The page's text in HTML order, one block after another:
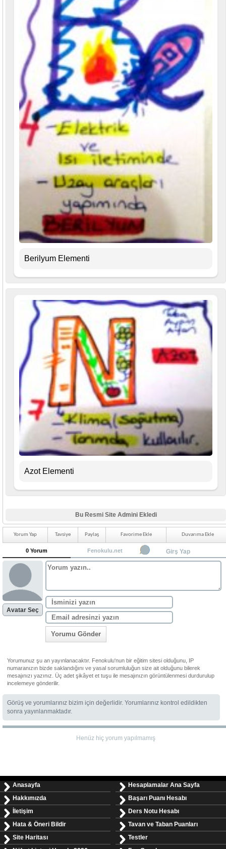
Berilyum Elementi
Azot Elementi
Bu Resmi Site Admini Ekledi
Yorum Yap Tavsiye Paylaş Favorime Ekle Duvarıma Ekle
0 Yorum Fenokulu.net Girş Yap
Avatar Seç
Yorumu Gönder
Yorumunuz şu an yayınlanacaktır. Fenokulu'nun bir eğitim sitesi olduğunu, IP
numaranızın bizde saklandığını ve yasal sorumluluğun size ait olduğunu bilerek
mesajınızı yazınız. Üç adet şikâyet et tuşu ile mesajınızın görüntülenmesi durdurulup
incelemeye gönderilir.
Görüş ve yorumlarınız bizim için değerlidir. Yorumlarınız kontrol edildikten
sonra yayınlanmaktadır.
Henüz hiç yorum yapılmamış
Anasayfa
Hakkımızda
İletişim
Hata & Öneri Bildir
Site Haritası
Hesaplamalar Ana Sayfa
Başarı Puanı Hesabı
Ders Notu Hesabı
Tavan ve Taban Puanları
Testler